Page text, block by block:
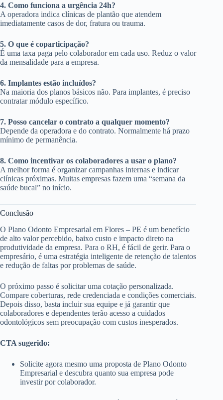
4. Como funciona a urgência 24h?
A operadora indica clínicas de plantão que atendem
imediatamente casos de dor, fratura ou trauma.
5. O que é coparticipação?
É uma taxa paga pelo colaborador em cada uso. Reduz o valor
da mensalidade para a empresa.
6. Implantes estão incluídos?
Na maioria dos planos básicos não. Para implantes, é preciso
contratar módulo específico.
7. Posso cancelar o contrato a qualquer momento?
Depende da operadora e do contrato. Normalmente há prazo
mínimo de permanência.
8. Como incentivar os colaboradores a usar o plano?
A melhor forma é organizar campanhas internas e indicar
clínicas próximas. Muitas empresas fazem uma “semana da
saúde bucal” no início.
Conclusão
O Plano Odonto Empresarial em Flores – PE é um benefício
de alto valor percebido, baixo custo e impacto direto na
produtividade da empresa. Para o RH, é fácil de gerir. Para o
empresário, é uma estratégia inteligente de retenção de talentos
e redução de faltas por problemas de saúde.
O próximo passo é solicitar uma cotação personalizada.
Compare coberturas, rede credenciada e condições comerciais.
Depois disso, basta incluir sua equipe e já garantir que
colaboradores e dependentes terão acesso a cuidados
odontológicos sem preocupação com custos inesperados.
CTA sugerido:
Solicite agora mesmo uma proposta de Plano Odonto
Empresarial e descubra quanto sua empresa pode
investir por colaborador.